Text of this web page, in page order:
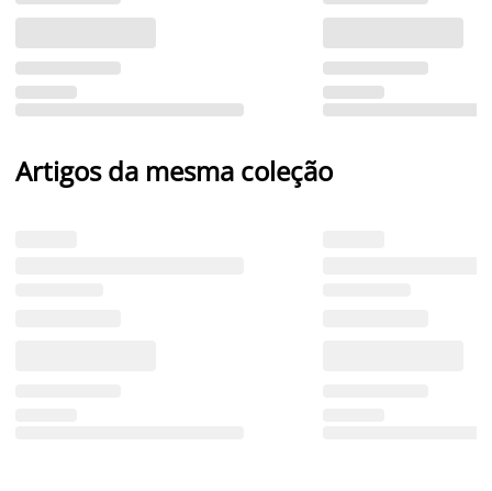
Artigos da mesma coleção